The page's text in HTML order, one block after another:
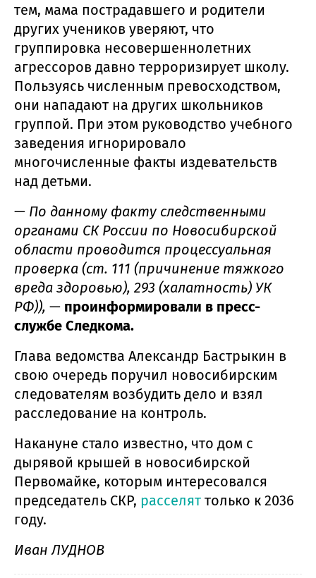
тем, мама пострадавшего и родители
других учеников уверяют, что
группировка несовершеннолетних
агрессоров давно терроризирует школу.
Пользуясь численным превосходством,
они нападают на других школьников
группой. При этом руководство учебного
заведения игнорировало
многочисленные факты издевательств
над детьми.
— По данному факту следственными
органами СК России по Новосибирской
области проводится процессуальная
проверка (ст. 111 (причинение тяжкого
вреда здоровью), 293 (халатность) УК
РФ)), — проинформировали в пресс-
службе Следкома.
Глава ведомства Александр Бастрыкин в
свою очередь поручил новосибирским
следователям возбудить дело и взял
расследование на контроль.
Накануне стало известно, что дом с
дырявой крышей в новосибирской
Первомайке, которым интересовался
председатель СКР, расселят только к 2036
году.
Иван ЛУДНОВ